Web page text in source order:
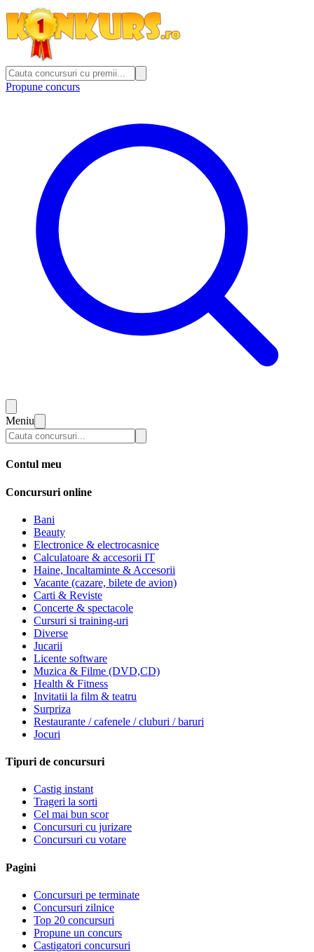
Propune concurs
Meniu
Contul meu
Concursuri online
Bani
Beauty
Electronice & electrocasnice
Calculatoare & accesorii IT
Haine, Incaltaminte & Accesorii
Vacante (cazare, bilete de avion)
Carti & Reviste
Concerte & spectacole
Cursuri si training-uri
Diverse
Jucarii
Licente software
Muzica & Filme (DVD,CD)
Health & Fitness
Invitatii la film & teatru
Surpriza
Restaurante / cafenele / cluburi / baruri
Jocuri
Tipuri de concursuri
Castig instant
Trageri la sorti
Cel mai bun scor
Concursuri cu jurizare
Concursuri cu votare
Pagini
Concursuri pe terminate
Concursuri zilnice
Top 20 concursuri
Propune un concurs
Castigatori concursuri